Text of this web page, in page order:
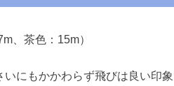
、茶色：15m）
にもかかわらず飛びは良い印